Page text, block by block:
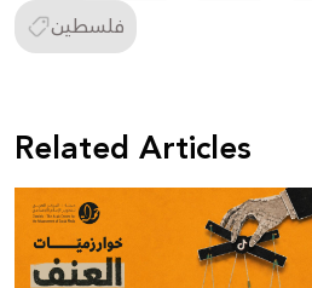
فلسطين
Related Articles